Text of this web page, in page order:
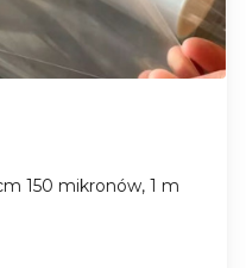
150 mikronów, 1 m